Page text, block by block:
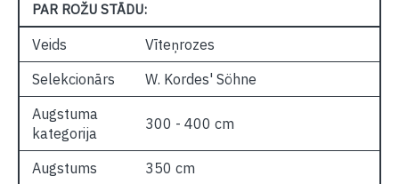
PAR ROŽU STĀDU:
Veids
Vīteņrozes
Selekcionārs
W. Kordes' Söhne
Augstuma
kategorija
300 - 400 cm
Augstums
350 cm